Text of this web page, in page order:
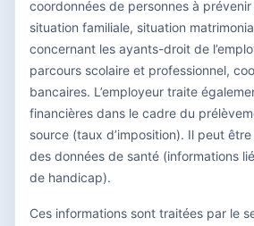
coordonnées de personnes à prévenir
situation familiale, situation
concernant les ayants-droit de
parcours scolaire et professionnel,
bancaires. L’employeur traite
financières dans le cadre du
source (taux d’imposition). Il peut
des données de santé (informations
de handicap).
Ces informations sont traitées par le